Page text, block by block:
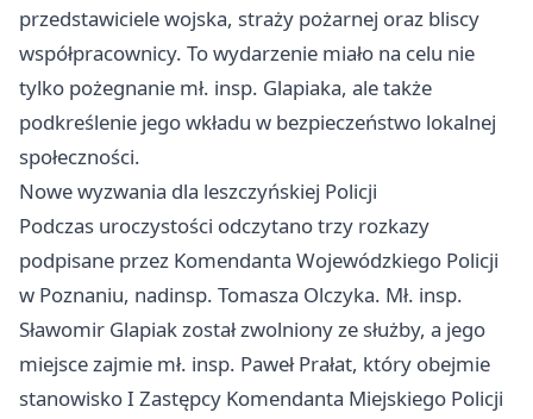
przedstawiciele wojska, straży pożarnej oraz bliscy
współpracownicy. To wydarzenie miało na celu nie
tylko pożegnanie mł. insp. Glapiaka, ale także
podkreślenie jego wkładu w bezpieczeństwo lokalnej
społeczności.
Nowe wyzwania dla leszczyńskiej Policji
Podczas uroczystości odczytano trzy rozkazy
podpisane przez Komendanta Wojewódzkiego Policji
w Poznaniu, nadinsp. Tomasza Olczyka. Mł. insp.
Sławomir Glapiak został zwolniony ze służby, a jego
miejsce zajmie mł. insp. Paweł Prałat, który obejmie
stanowisko I Zastępcy Komendanta Miejskiego Policji